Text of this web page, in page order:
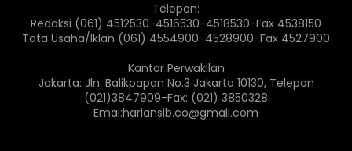
Telepon:
Redaksi (061) 4512530-4516530-4518530-Fax 4538150
Tata Usaha/Iklan (061) 4554900-4528900-Fax 4527900
Kantor Perwakilan
Jakarta: Jln. Balikpapan No.3 Jakarta 10130, Telepon
(021)3847909-Fax: (021) 3850328
Emai:hariansib.co@gmail.com